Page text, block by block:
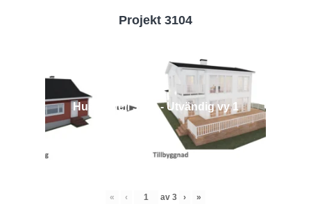
Projekt 3104
Husmodell 3104 - Utvändig vy 1
« ‹ av 3 › »